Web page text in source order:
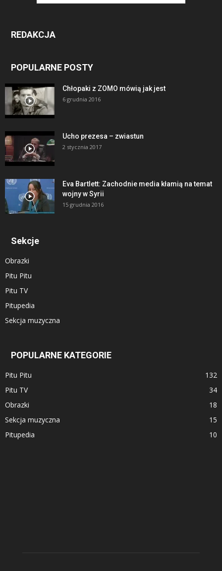
REDAKCJA
POPULARNE POSTY
Chłopaki z ZOMO mówią jak jest
6 grudnia 2016
Ucho prezesa – zwiastun
2 stycznia 2017
Eva Bartlett: Zachodnie media kłamią na temat
wojny w Syrii
15 grudnia 2016
Sekcje
Obrazki
Pitu Pitu
Pitu TV
Pitupedia
Sekcja muzyczna
POPULARNE KATEGORIE
Pitu Pitu
132
Pitu TV
34
Obrazki
18
Sekcja muzyczna
15
Pitupedia
10